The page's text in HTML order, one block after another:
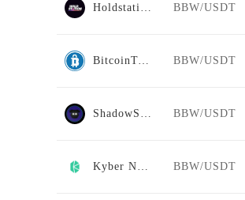
BBW/USDT
BBW/USDT
BBW/USDT
BBW/USDT